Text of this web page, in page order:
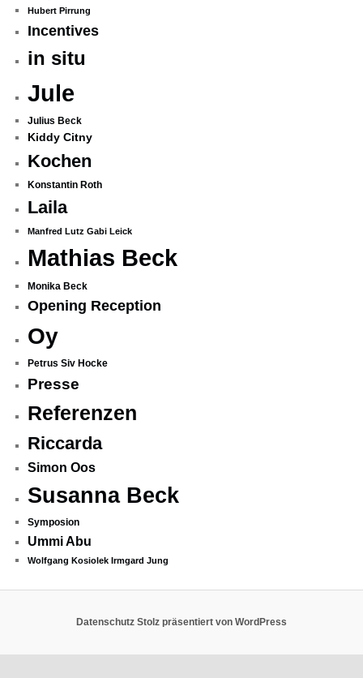
Hubert Pirrung
Incentives
in situ
Jule
Julius Beck
Kiddy Citny
Kochen
Konstantin Roth
Laila
Manfred Lutz Gabi Leick
Mathias Beck
Monika Beck
Opening Reception
Oy
Petrus Siv Hocke
Presse
Referenzen
Riccarda
Simon Oos
Susanna Beck
Symposion
Ummi Abu
Wolfgang Kosiolek Irmgard Jung
Datenschutz Stolz präsentiert von WordPress